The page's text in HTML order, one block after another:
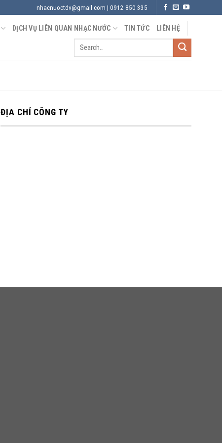
nhacnuoctdv@gmail.com | 0912 850 335
DỊCH VỤ LIÊN QUAN NHẠC NƯỚC TIN TỨC LIÊN HỆ
ĐỊA CHỈ CÔNG TY